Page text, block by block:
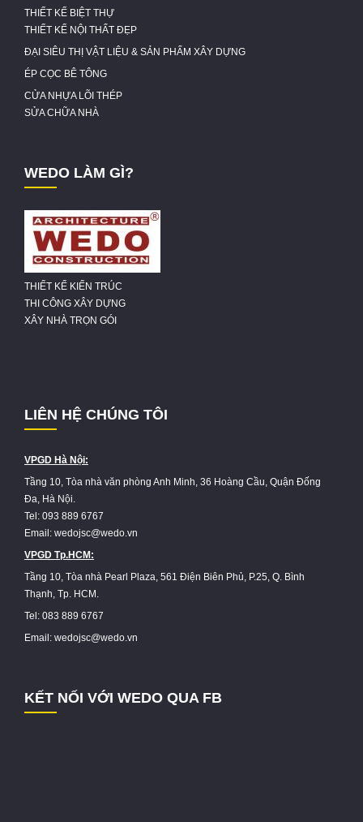
THIẾT KẾ BIỆT THỰ
THIẾT KẾ NỘI THẤT ĐẸP
ĐẠI SIÊU THỊ VẬT LIỆU & SẢN PHẨM XÂY DỰNG
ÉP CỌC BÊ TÔNG
CỬA NHỰA LÕI THÉP
SỬA CHỮA NHÀ
WEDO LÀM GÌ?
THIẾT KẾ KIẾN TRÚC
THI CÔNG XÂY DỰNG
XÂY NHÀ TRỌN GÓI
LIÊN HỆ CHÚNG TÔI
VPGD Hà Nội:
Tầng 10, Tòa nhà văn phòng Anh Minh, 36 Hoàng Cầu, Quận Đống
Đa, Hà Nội.
Tel: 093 889 6767
Email: wedojsc@wedo.vn
VPGD Tp.HCM:
Tầng 10, Tòa nhà Pearl Plaza, 561 Điện Biên Phủ, P.25, Q. Bình
Thạnh, Tp. HCM.
Tel: 083 889 6767
Email: wedojsc@wedo.vn
KẾT NỐI VỚI WEDO QUA FB